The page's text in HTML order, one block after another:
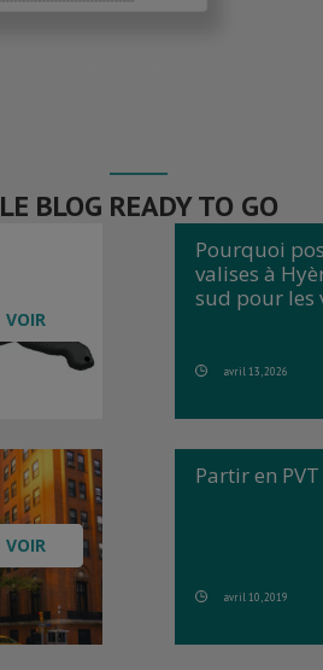
LE BLOG READY TO GO
VOIR
Pourquoi
valises à
sud pour les
avril 13, 2026
VOIR
Partir en
avril 10, 2019